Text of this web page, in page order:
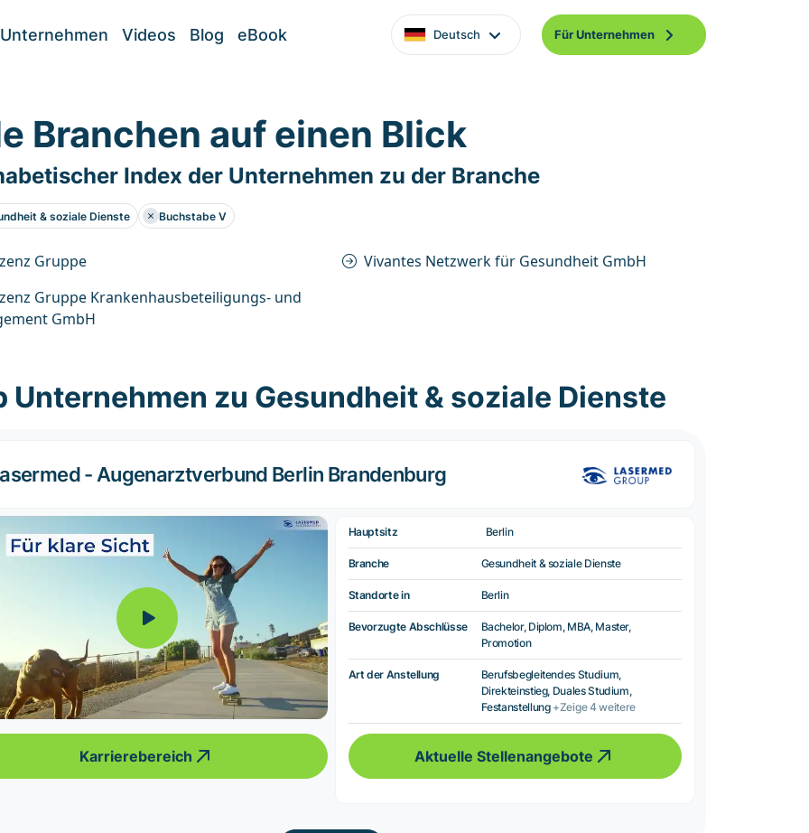
Unternehmen Videos Blog eBook Deutsch Für Unternehmen
Branchen auf einen Blick
Index der Unternehmen zu der Branche
& soziale Dienste Buchstabe V
Gruppe
Gruppe Krankenhausbeteiligungs- und
GmbH
Vivantes Netzwerk für Gesundheit GmbH
Unternehmen zu Gesundheit & soziale Dienste
- Augenarztverbund Berlin Brandenburg
Karrierebereich
Hauptsitz Berlin
Branche Gesundheit & soziale Dienste
Standorte in Berlin
Bevorzugte Abschlüsse
Bachelor, Diplom, MBA, Master,
Promotion
Art der Anstellung
Berufsbegleitendes Studium,
Direkteinstieg, Duales Studium,
Festanstellung +Zeige 4 weitere
Aktuelle Stellenangebote